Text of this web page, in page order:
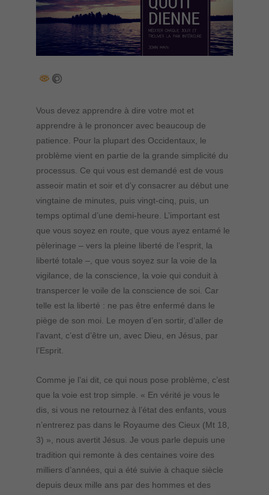
Vous devez apprendre à dire votre mot et
apprendre à le prononcer avec beaucoup de
patience. Pour la plupart des Occidentaux, le
problème vient en partie de la grande simplicité du
processus. Ce qui vous est demandé est de vous
asseoir matin et soir et d’y consacrer au début une
vingtaine de minutes, puis vingt-cinq, puis, un
temps optimal d’une demi-heure. L’important est
que vous soyez en route, que vous ayez entamé le
pèlerinage – vers la pleine liberté de l’esprit, la
liberté totale –, que vous soyez sur la voie de la
vigilance, de la conscience, la voie qui conduit à
transpercer le voile de la conscience de soi. Car
telle est la liberté : ne pas être enfermé dans le
piège de son moi. Le moyen d’en sortir, d’aller de
l’avant, c’est d’être un, avec Dieu, en Jésus, par
l’Esprit.
Comme je l’ai dit, ce qui nous pose problème, c’est
que la voie est trop simple. « En vérité je vous le
dis, si vous ne retournez à l’état des enfants, vous
n’entrerez pas dans le Royaume des Cieux (Mt 18,
3) », nous avertit Jésus. Je vous parle depuis une
tradition qui remonte à des centaines voire des
milliers d’années, qui a été suivie à chaque siècle
depuis deux mille ans par des hommes et des